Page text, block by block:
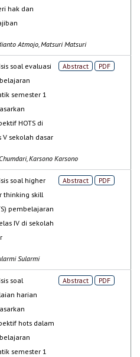
hak dan
Atmojo, Matsuri Matsuri
soal evaluasi
semester 1
HOTS di
V sekolah dasar
Abstract PDF
Karsono Karsono
soal higher
thinking skill
pembelajaran
IV di sekolah
Abstract PDF
Sularmi
soal
harian
hots dalam
semester 1
Abstract PDF